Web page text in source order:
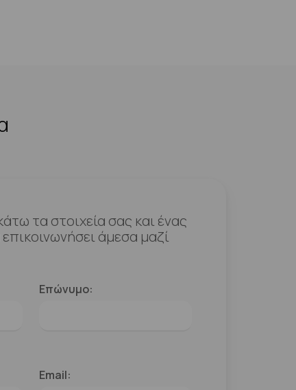
τα στοιχεία σας και ένας
άμεσα μαζί
Επώνυμο:
Email: